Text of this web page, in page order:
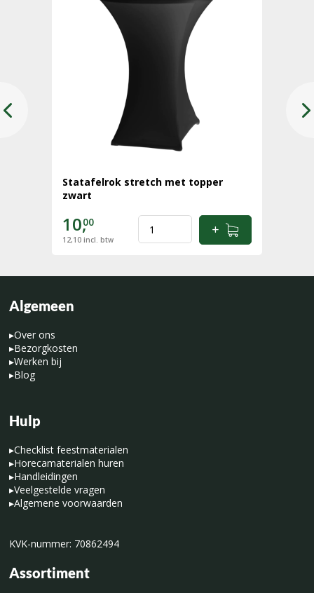
Statafelrok stretch met topper
zwart
10,00
12,10 incl. btw
Algemeen
▸Over ons
▸Bezorgkosten
▸Werken bij
▸Blog
Hulp
▸Checklist feestmaterialen
▸Horecamaterialen huren
▸Handleidingen
▸Veelgestelde vragen
▸Algemene voorwaarden
KVK-nummer: 70862494
Assortiment